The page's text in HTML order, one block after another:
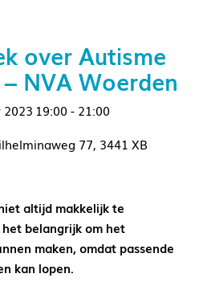
over Autisme
NVA Woerden
2023 19:00 - 21:00
77, 3441 XB
altijd makkelijk te
belangrijk om het
maken, omdat passende
kan lopen.